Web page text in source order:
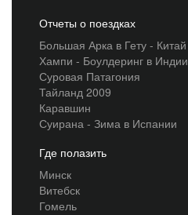
Отчеты о поездках
Большая Арка в Гету - Китай
Хампи - Боулдеринг в Индии
Суровая Патагония
Тайланд 2009
Каравшин
Суирана - Зима в Испании
Где полазить
Минск
Витебск
Гомель